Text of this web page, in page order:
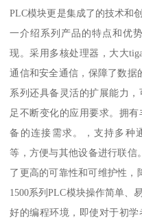
PLC模块更是集成了的技术和
一介绍系列产品的特点和优
现。采用多核处理器，大大
通信和安全通信，保障了数据
系列还具备灵活的扩展能力
足不断变化的应用要求。拥
备的连接需求。，支持多种
等，方便与其他设备进行联信
了更高的可靠性和可维护性，
1500系列PLC模块操作简单、
好的编程环境，即使对于初